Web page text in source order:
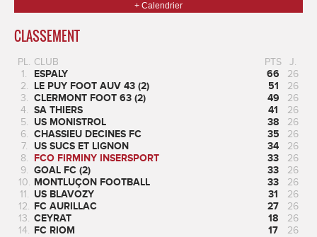
+ Calendrier
CLASSEMENT
PL. CLUB PTS
J.
1.
ESPALY 66
26
2. LE PUY FOOT AUV 43 (2) 51
26
3. CLERMONT FOOT 63 (2) 49
26
4. SA THIERS 41
26
5. US MONISTROL 38
26
6. CHASSIEU DECINES FC 35
26
7.
US SUCS ET LIGNON 34
26
8. FCO FIRMINY INSERSPORT 33
26
9. GOAL FC (2) 33
26
10. MONTLUÇON FOOTBALL 33
26
11. US BLAVOZY 31
26
12. FC AURILLAC 27
26
13. CEYRAT 18
26
14. FC RIOM 17 26